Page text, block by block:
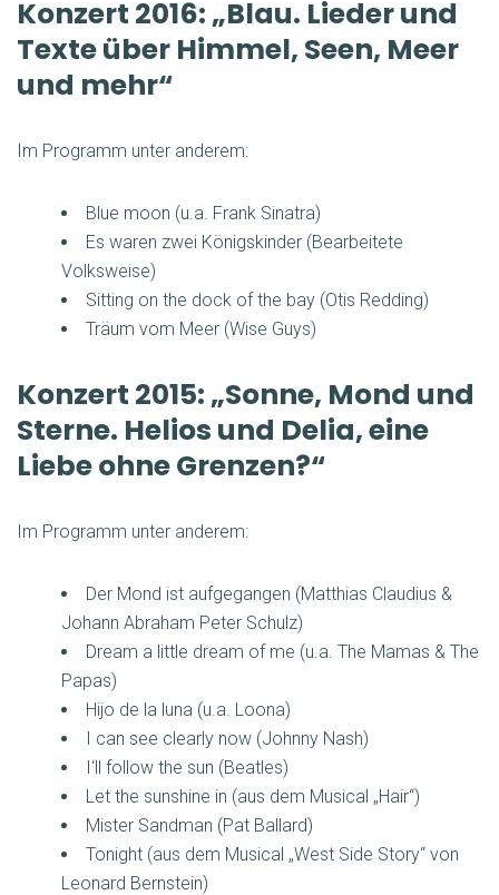
Konzert 2016: „Blau. Lieder und
Texte über Himmel, Seen, Meer
und mehr“
Im Programm unter anderem:
Blue moon (u.a. Frank Sinatra)
Es waren zwei Königskinder (Bearbeitete
Volksweise)
Sitting on the dock of the bay (Otis Redding)
Träum vom Meer (Wise Guys)
Konzert 2015: „Sonne, Mond und
Sterne. Helios und Delia, eine
Liebe ohne Grenzen?“
Im Programm unter anderem:
Der Mond ist aufgegangen (Matthias Claudius &
Johann Abraham Peter Schulz)
Dream a little dream of me (u.a. The Mamas & The
Papas)
Hijo de la luna (u.a. Loona)
I can see clearly now (Johnny Nash)
I‘ll follow the sun (Beatles)
Let the sunshine in (aus dem Musical „Hair“)
Mister Sandman (Pat Ballard)
Tonight (aus dem Musical „West Side Story“ von
Leonard Bernstein)